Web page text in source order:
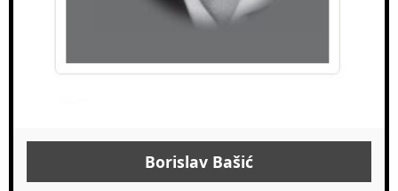
Borislav Bašić